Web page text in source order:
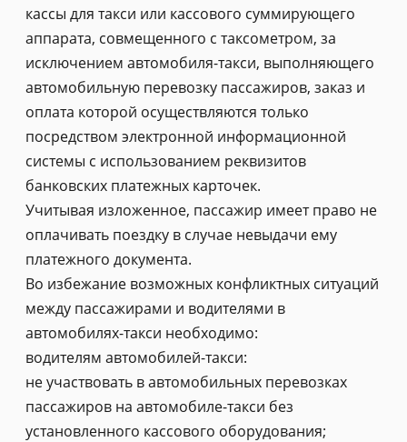
кассы для такси или кассового суммирующего
аппарата, совмещенного с таксометром, за
исключением автомобиля-такси, выполняющего
автомобильную перевозку пассажиров, заказ и
оплата которой осуществляются только
посредством электронной информационной
системы с использованием реквизитов
банковских платежных карточек.
Учитывая изложенное, пассажир имеет право не
оплачивать поездку в случае невыдачи ему
платежного документа.
Во избежание возможных конфликтных ситуаций
между пассажирами и водителями в
автомобилях-такси необходимо:
водителям автомобилей-такси:
не участвовать в автомобильных перевозках
пассажиров на автомобиле-такси без
установленного кассового оборудования;